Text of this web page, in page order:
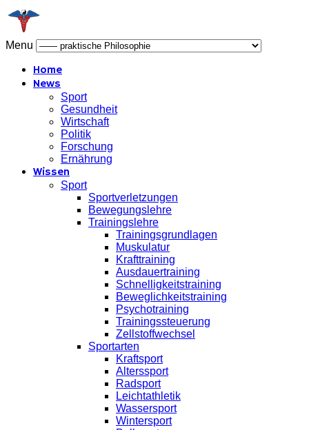
Menu
Home
News
Sport
Gesundheit
Wirtschaft
Politik
Forschung
Ernährung
Wissen
Sport
Sportverletzungen
Bewegungslehre
Trainingslehre
Trainingsgrundlagen
Muskulatur
Krafttraining
Ausdauertraining
Schnelligkeitstraining
Beweglichkeitstraining
Psychotraining
Trainingssteuerung
Zellstoffwechsel
Sportarten
Kraftsport
Alterssport
Radsport
Leichtathletik
Wassersport
Wintersport